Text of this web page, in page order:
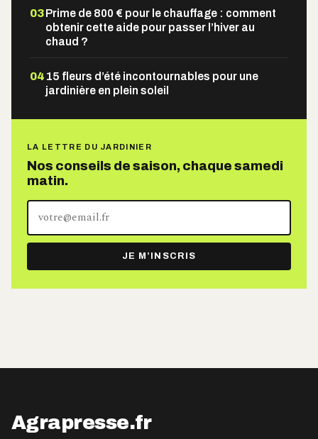
03Prime de 800 € pour le chauffage : comment
obtenir cette aide pour passer l’hiver au
chaud ?
04 15 fleurs d’été incontournables pour une
jardinière en plein soleil
LA LETTRE DU JARDINIER
Nos conseils de saison, chaque samedi
matin.
Votre
adresse
e-
mail
JE M’INSCRIS
Agrapresse.fr